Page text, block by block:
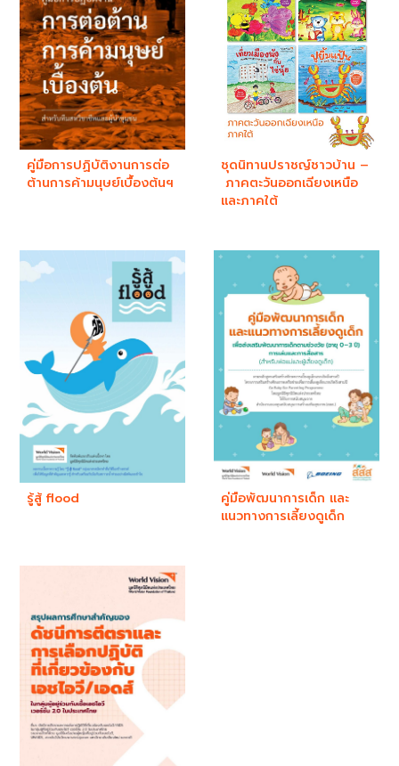
คู่มือการปฏิบัติงานการต่อ
ต้านการค้ามนุษย์เบื้องต้นฯ
ชุดนิทานปราชญ์ชาวบ้าน –
ภาคตะวันออกเฉียงเหนือ
และภาคใต้
รู้สู้ flood
คู่มือพัฒนาการเด็ก และ
แนวทางการเลี้ยงดูเด็ก